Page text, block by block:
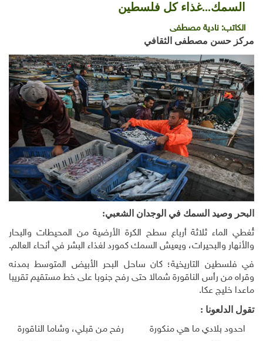
السمك...غذاء كل فلسطين
الكاتب: نادية مصطفى
مركز حسن مصطفى الثقافي
البحر وصيد السمك في الوجدان الشعبي:
تُغطي الماء ثلاثة أرباع سطح الكرة الأرضية من المحيطات والبحار
والأنهار والبحيرات، ويعيش السمك كمورد لغذاء البشر في أنحاء العالم.
في فلسطين التاريخية؛ كان ساحل البحر الأبيض المتوسط بمدنه
وقراه من رأس الناقورة شمالا حتى رفح جنوبا على خط مستقيم تقريبا
ماعدا خليج عكا.
تقول الدلعونا :
احدود بلادي ما هي منكورة رفح من قبلي، وشاما الناقورة